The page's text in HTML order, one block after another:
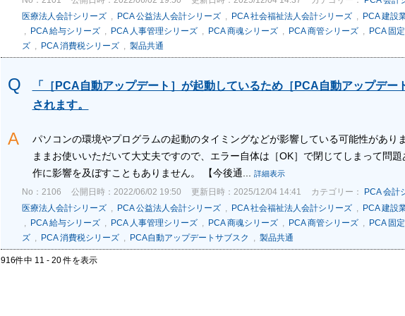
医療法人会計シリーズ, PCA 公益法人会計シリーズ, PCA 社会福祉法人会計シリーズ, PCA 建設
, PCA 給与シリーズ, PCA 人事管理シリーズ, PCA 商魂シリーズ, PCA 商管シリーズ, PCA 固
ズ, PCA 消費税シリーズ, 製品共通
「［PCA自動アップデート］が起動しているため［PCA自動アップデ
されます。
パソコンの環境やプログラムの起動のタイミングなどが影響している可能性があ
ままお使いいただいて大丈夫ですので、エラー自体は［OK］で閉じてしまって問
作に影響を及ぼすこともありません。 【今後通...
詳細表示
No：2106 公開日時：2022/06/02 19:50 更新日時：2025/12/04 14:41 カテゴリー：
PCA 会計
医療法人会計シリーズ, PCA 公益法人会計シリーズ, PCA 社会福祉法人会計シリーズ, PCA 建設
, PCA 給与シリーズ, PCA 人事管理シリーズ, PCA 商魂シリーズ, PCA 商管シリーズ, PCA 固
ズ, PCA 消費税シリーズ, PCA自動アップデートサブスク , 製品共通
916件中 11 - 20 件を表示